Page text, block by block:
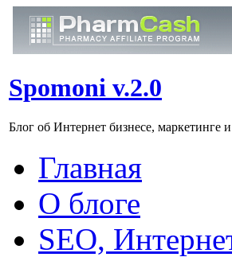
Spomoni v.2.0
Блог об Интернет бизнесе, маркетинге
Главная
О блоге
SEO,